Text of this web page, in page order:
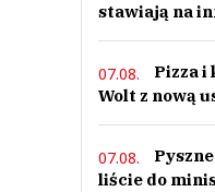
stawiają na
07.08.
Pizza i
Wolt z nową
07.08.
liście do